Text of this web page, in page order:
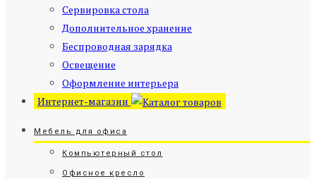
Сервировка стола
Дополнительное хранение
Беспроводная зарядка
Освещение
Оформление интерьера
Интернет-магазин
Мебель для офиса
Компьютерный стол
Офисное кресло